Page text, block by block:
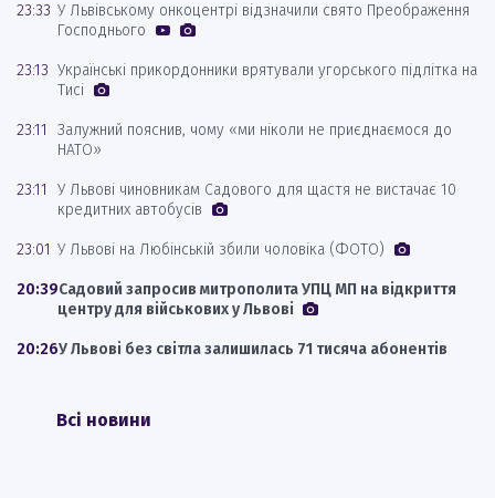
23:33 У Львівському онкоцентрі відзначили свято Преображення
Господнього
23:13 Українські прикордонники врятували угорського підлітка на
Тисі
23:11
Залужний пояснив, чому «ми ніколи не приєднаємося до
НАТО»
23:11
У Львові чиновникам Садового для щастя не вистачає 10
кредитних автобусів
23:01 У Львові на Любінській збили чоловіка (ФОТО)
20:39Садовий запросив митрополита УПЦ МП на відкриття
центру для військових у Львові
20:26У Львові без світла залишилась 71 тисяча абонентів
Всі новини